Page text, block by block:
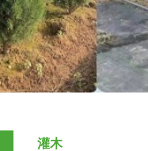
灌木